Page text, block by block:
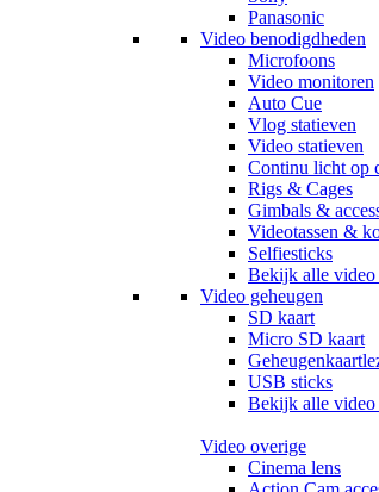
Panasonic
Video benodigdheden
Microfoons
Video monitoren
Auto Cue
Vlog statieven
Video statieven
Continu licht op
Rigs & Cages
Gimbals &
Videotassen &
Selfiesticks
Bekijk alle video
Video geheugen
SD kaart
Micro SD kaart
USB sticks
Bekijk alle video
Video overige
Cinema lens